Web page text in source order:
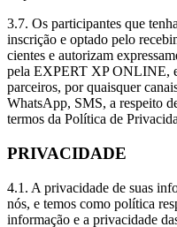
3.7. Os participantes que
inscrição e optado pelo
cientes e autorizam
pela EXPERT XP ONLINE,
parceiros, por quaisquer
WhatsApp, SMS, a respeito
termos da Política de
PRIVACIDADE
4.1. A privacidade de suas
nós, e temos como política
informação e a privacidade